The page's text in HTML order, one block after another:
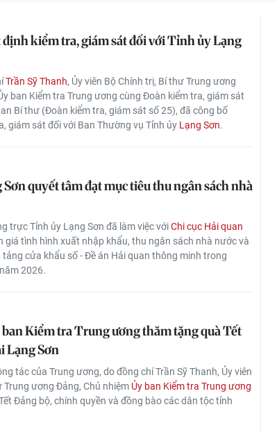
định kiểm tra, giám sát đối với Tỉnh ủy Lạng
Trần Sỹ Thanh, Ủy viên Bộ Chính trị, Bí thư Trung ương
ban Kiểm tra Trung ương cùng Đoàn kiểm tra, giám sát
Bí thư (Đoàn kiểm tra, giám sát số 25), đã công bố
giám sát đối với Ban Thường vụ Tỉnh ủy Lạng Sơn.
quyết tâm đạt mục tiêu thu ngân sách nhà
trực Tỉnh ủy Lạng Sơn đã làm việc vớiChi cục Hải quan
giá tình hình xuất nhập khẩu, thu ngân sách nhà nước và
tảng cửa khẩu số - Đề án Hải quan thông minh trong
2026.
Kiểm tra Trung ương thăm tặng quà Tết
Lạng Sơn
tác của Trung ương, do đồng chí Trần Sỹ Thanh, Ủy viên
Trung ương Đảng, Chủ nhiệm Ủy ban Kiểm tra Trung ương
Đảng bộ, chính quyền và đồng bào các dân tộc tỉnh